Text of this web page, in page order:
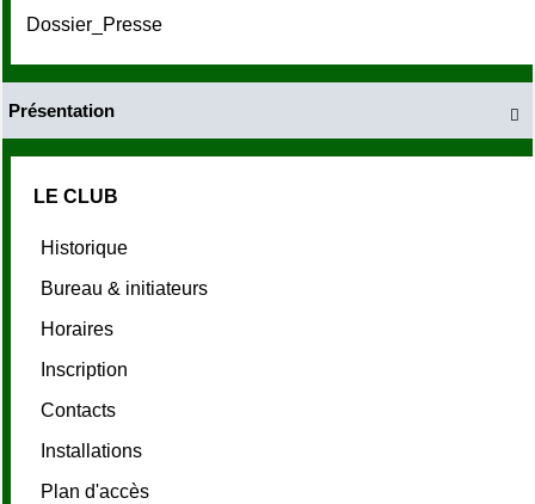
Dossier_Presse

Présentation
LE CLUB
Historique
Bureau & initiateurs
Horaires
Inscription
Contacts
Installations
Plan d'accès